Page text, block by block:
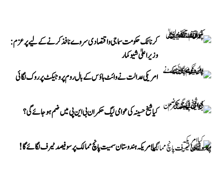
کرناٹک حکومت سماجی و اقتصادی سروے نافذ کرنے کے لیے پرعزم:
وزیر اعلیٰ شیوکمار
امریکی عدالت نے وائٹ ہاؤس کے بال روم پروجیکٹ پر روک لگائی
کیا شیخ حسینہ کی عوامی لیگ حکمران بی این پی میں ضم ہو جائے گی؟
کیا امریکہ ہندوستان سمیت پانچ ممالک پر سو فیصد ٹیرف لگائے گا!